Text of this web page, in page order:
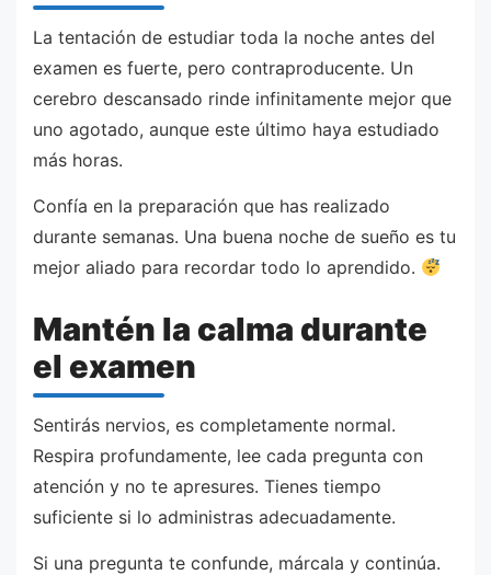
La tentación de estudiar toda la noche antes del
examen es fuerte, pero contraproducente. Un
cerebro descansado rinde infinitamente mejor que
uno agotado, aunque este último haya estudiado
más horas.
Confía en la preparación que has realizado
durante semanas. Una buena noche de sueño es tu
mejor aliado para recordar todo lo aprendido.
Mantén la calma durante
el examen
Sentirás nervios, es completamente normal.
Respira profundamente, lee cada pregunta con
atención y no te apresures. Tienes tiempo
suficiente si lo administras adecuadamente.
Si una pregunta te confunde, márcala y continúa.